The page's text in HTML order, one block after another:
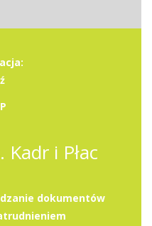
i Płac
dokumentów